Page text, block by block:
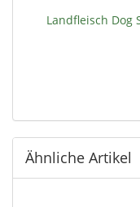
Landfleisch Dog
Ähnliche Artikel